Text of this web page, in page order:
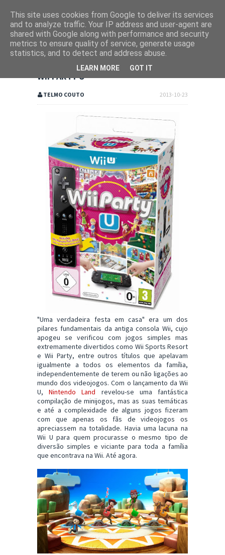
WII PARTY U
2013-10-23
TELMO COUTO
"Uma verdadeira festa em casa" era um dos
pilares fundamentais da antiga consola Wii, cujo
apogeu se verificou com jogos simples mas
extremamente divertidos como Wii Sports Resort
e Wii Party, entre outros títulos que apelavam
igualmente a todos os elementos da família,
independentemente de terem ou não ligações ao
mundo dos videojogos. Com o lançamento da Wii
U,Nintendo Land revelou-se uma fantástica
compilação de minijogos, mas as suas temáticas
e até a complexidade de alguns jogos fizeram
com que apenas os fãs de videojogos os
apreciassem na totalidade. Havia uma lacuna na
Wii U para quem procurasse o mesmo tipo de
diversão simples e viciante para toda a família
que encontrava na Wii. Até agora.
This site uses cookies from Google to deliver its services
and to analyze traffic. Your IP address and user-agent are
shared with Google along with performance and security
metrics to ensure quality of service, generate usage
statistics, and to detect and address abuse.
LEARN MORE GOT IT